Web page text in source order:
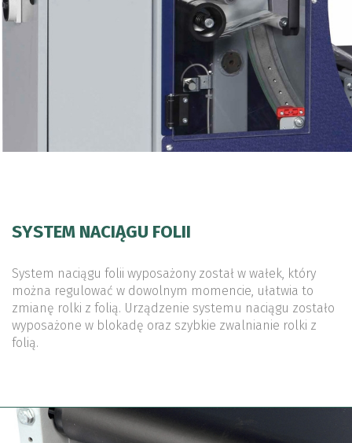
SYSTEM NACIĄGU FOLII
System naciągu folii wyposażony został w wałek, który
można regulować w dowolnym momencie, ułatwia to
zmianę rolki z folią. Urządzenie systemu naciągu zostało
wyposażone w blokadę oraz szybkie zwalnianie rolki z
folią.